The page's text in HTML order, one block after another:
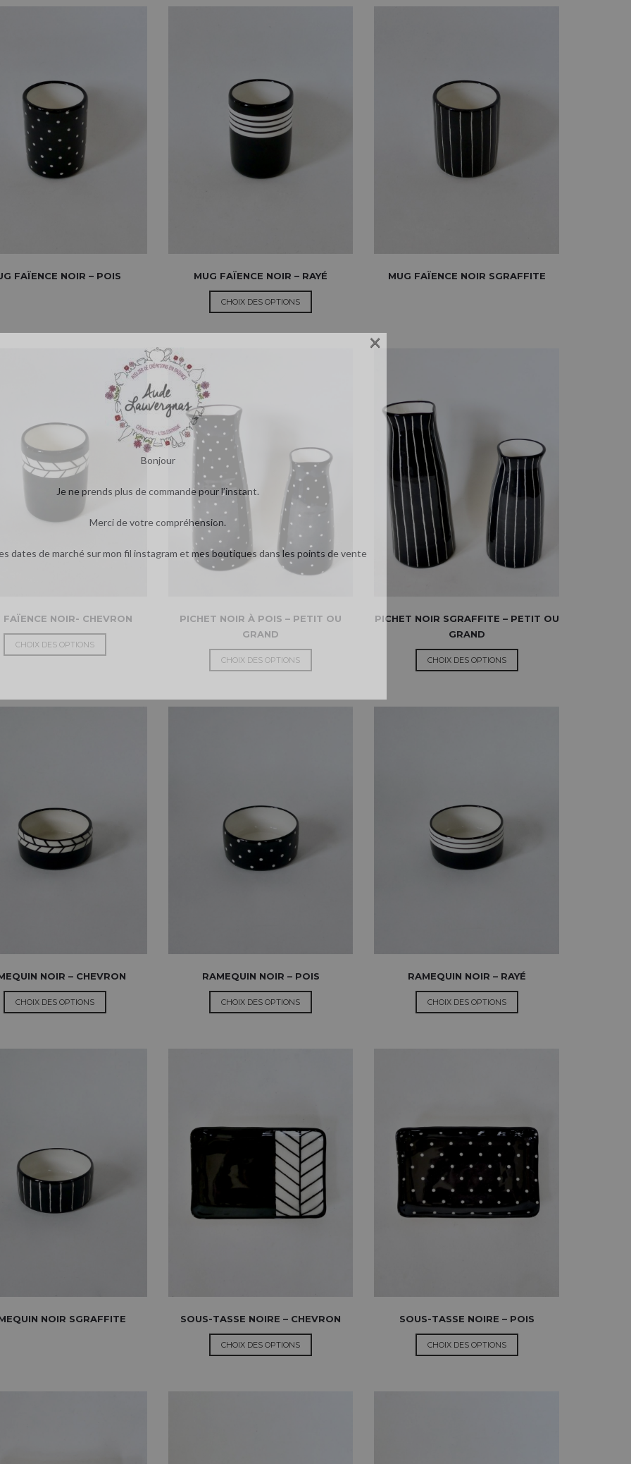
FAÏENCE NOIR – POIS MUG FAÏENCE NOIR – RAYÉ
CHOIX DES OPTIONS
MUG FAÏENCE NOIR SGRAFFITE
FAÏENCE NOIR- CHEVRON
CHOIX DES OPTIONS
PICHET NOIR À POIS – PETIT OU
GRAND
CHOIX DES OPTIONS
PICHET NOIR SGRAFFITE – PETIT OU
GRAND
CHOIX DES OPTIONS
NOIR – CHEVRON
CHOIX DES OPTIONS
RAMEQUIN NOIR – POIS
CHOIX DES OPTIONS
RAMEQUIN NOIR – RAYÉ
CHOIX DES OPTIONS
NOIR SGRAFFITE SOUS-TASSE NOIRE – CHEVRON
CHOIX DES OPTIONS
SOUS-TASSE NOIRE – POIS
CHOIX DES OPTIONS
Bonjour
Je ne prends plus de commande pour l’instant.
Merci de votre compréhension.
dates de marché sur mon fil instagram et mes boutiques dans les points de vente
×